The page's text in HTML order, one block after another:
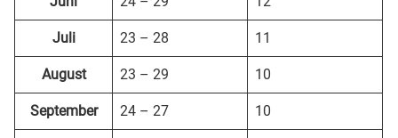
Juli 23 – 28 11
August 23 – 29 10
September 24 – 27 10